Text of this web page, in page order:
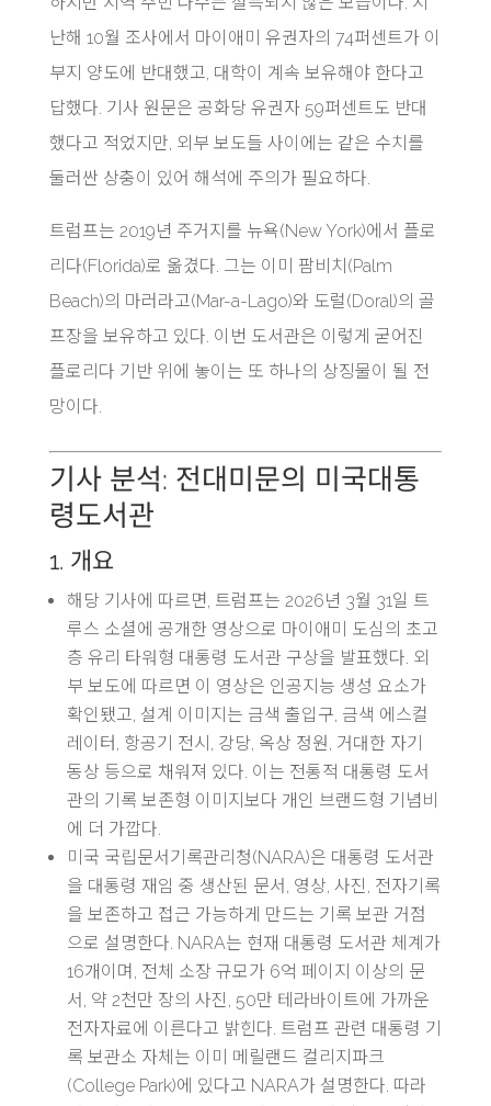
난해 10월 조사에서 마이애미 유권자의 74퍼센트가 이
부지 양도에 반대했고, 대학이 계속 보유해야 한다고
답했다. 기사 원문은 공화당 유권자 59퍼센트도 반대
했다고 적었지만, 외부 보도들 사이에는 같은 수치를
둘러싼 상충이 있어 해석에 주의가 필요하다.
트럼프는 2019년 주거지를 뉴욕(New York)에서 플로
리다(Florida)로 옮겼다. 그는 이미 팜비치(Palm
Beach)의 마러라고(Mar-a-Lago)와 도럴(Doral)의 골
프장을 보유하고 있다. 이번 도서관은 이렇게 굳어진
플로리다 기반 위에 놓이는 또 하나의 상징물이 될 전
망이다.
기사 분석: 전대미문의 미국대통
령도서관
1. 개요
해당 기사에 따르면, 트럼프는 2026년 3월 31일 트
루스 소셜에 공개한 영상으로 마이애미 도심의 초고
층 유리 타워형 대통령 도서관 구상을 발표했다. 외
부 보도에 따르면 이 영상은 인공지능 생성 요소가
확인됐고, 설계 이미지는 금색 출입구, 금색 에스컬
레이터, 항공기 전시, 강당, 옥상 정원, 거대한 자기
동상 등으로 채워져 있다. 이는 전통적 대통령 도서
관의 기록 보존형 이미지보다 개인 브랜드형 기념비
에 더 가깝다.
미국 국립문서기록관리청(NARA)은 대통령 도서관
을 대통령 재임 중 생산된 문서, 영상, 사진, 전자기록
을 보존하고 접근 가능하게 만드는 기록 보관 거점
으로 설명한다. NARA는 현재 대통령 도서관 체계가
16개이며, 전체 소장 규모가 6억 페이지 이상의 문
서, 약 2천만 장의 사진, 50만 테라바이트에 가까운
전자자료에 이른다고 밝힌다. 트럼프 관련 대통령 기
록 보관소 자체는 이미 메릴랜드 컬리지파크
(College Park)에 있다고 NARA가 설명한다. 따라